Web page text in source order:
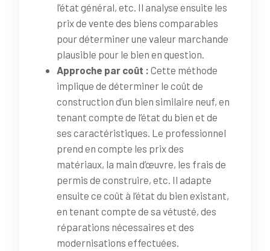
l’état général, etc. Il analyse ensuite les
prix de vente des biens comparables
pour déterminer une valeur marchande
plausible pour le bien en question.
Approche par coût : Cette méthode
implique de déterminer le coût de
construction d’un bien similaire neuf, en
tenant compte de l’état du bien et de
ses caractéristiques. Le professionnel
prend en compte les prix des
matériaux, la main d’œuvre, les frais de
permis de construire, etc. Il adapte
ensuite ce coût à l’état du bien existant,
en tenant compte de sa vétusté, des
réparations nécessaires et des
modernisations effectuées.